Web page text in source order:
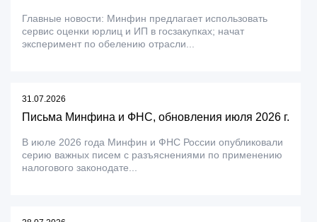
Главные новости: Минфин предлагает использовать
сервис оценки юрлиц и ИП в госзакупках; начат
эксперимент по обелению отрасли...
31.07.2026
Письма Минфина и ФНС, обновления июля 2026 г.
В июле 2026 года Минфин и ФНС России опубликовали
серию важных писем с разъяснениями по применению
налогового законодате...